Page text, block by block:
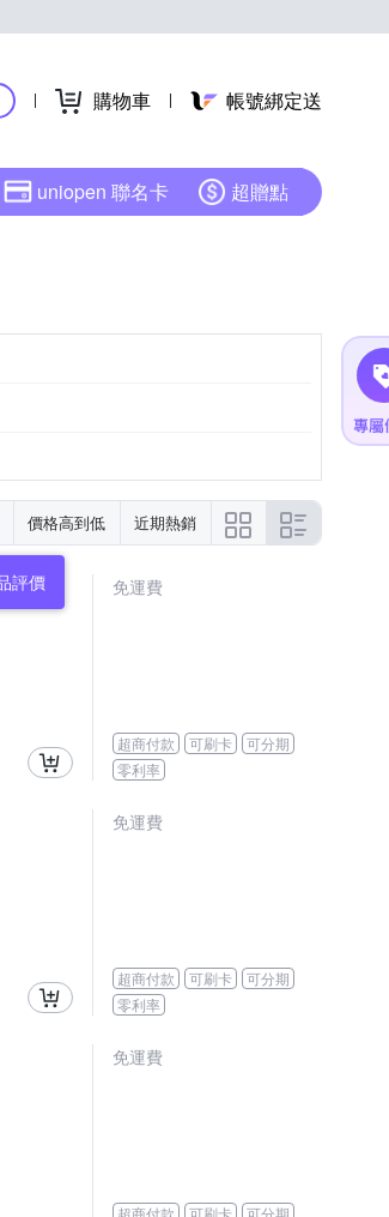
購物車 帳號綁定送
uniopen 聯名卡 超贈點
價格高到低 近期熱銷
免運費
超商付款 可刷卡
可分期
零利率
免運費
超商付款 可刷卡
可分期
零利率
免運費
超商付款 可刷卡
可分期